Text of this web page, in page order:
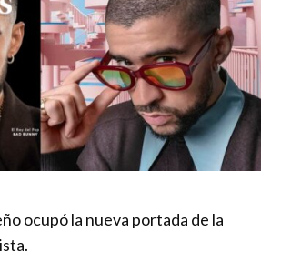
ocupó la nueva portada de la